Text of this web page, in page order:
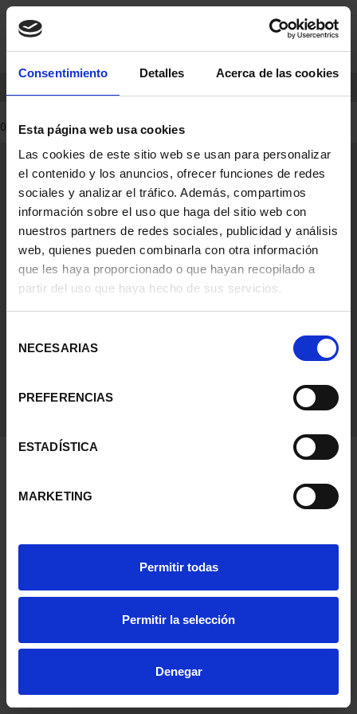
Consentimiento Detalles Acerca de las cookies
Esta página web usa cookies
Las cookies de este sitio web se usan para personalizar
el contenido y los anuncios, ofrecer funciones de redes
sociales y analizar el tráfico. Además, compartimos
información sobre el uso que haga del sitio web con
nuestros partners de redes sociales, publicidad y análisis
web, quienes pueden combinarla con otra información
que les haya proporcionado o que hayan recopilado a
partir del uso que haya hecho de sus servicios.
NECESARIAS
PREFERENCIAS
ESTADÍSTICA
MARKETING
Permitir todas
Permitir la selección
Denegar
Skip
content
Skip
navigation
menu
0
0 Products found
General Information
Contacto
Preguntas Frequentes (FAQs)
Aviso Legal
Condiciones Legales